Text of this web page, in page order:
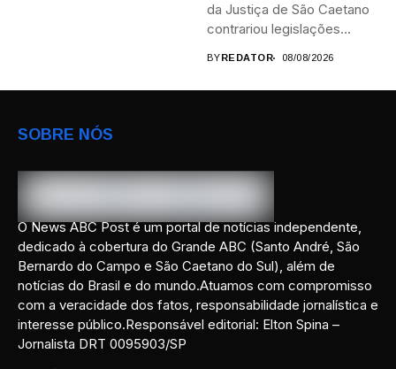
da Justiça de São Caetano
contrariou legislações
BY REDATOR 08/08/2026
SOBRE NÓS
O News ABC Post é um portal de notícias independente,
dedicado à cobertura do Grande ABC (Santo André, São
Bernardo do Campo e São Caetano do Sul), além de
notícias do Brasil e do mundo.Atuamos com compromisso
com a veracidade dos fatos, responsabilidade jornalística e
interesse público.Responsável editorial: Elton Spina –
Jornalista DRT 0095903/SP